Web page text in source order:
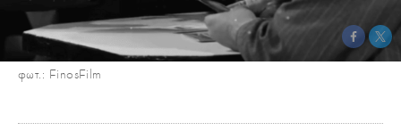
φωτ.: FinosFilm